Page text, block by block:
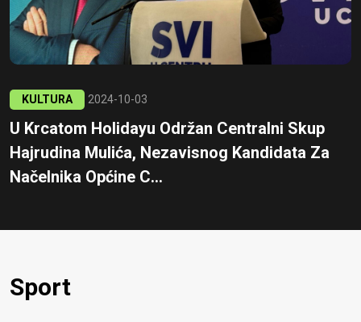
KULTURA 2024-10-03
U Krcatom Holidayu Održan Centralni Skup
Hajrudina Mulića, Nezavisnog Kandidata Za
Načelnika Općine C...
Sport